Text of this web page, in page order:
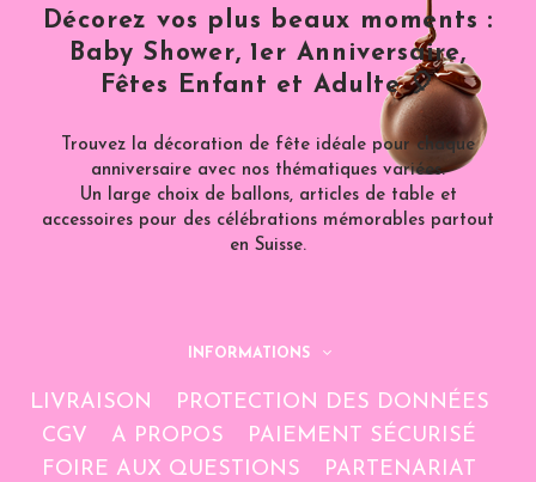
Décorez vos plus beaux moments :
Baby Shower, 1er Anniversaire,
Fêtes Enfant et Adulte 🎈
Trouvez la décoration de fête idéale pour chaque
anniversaire avec nos thématiques variées.
Un large choix de ballons, articles de table et
accessoires pour des célébrations mémorables partout
en Suisse.
INFORMATIONS
LIVRAISON
PROTECTION DES DONNÉES
CGV
A PROPOS
PAIEMENT SÉCURISÉ
FOIRE AUX QUESTIONS
PARTENARIAT